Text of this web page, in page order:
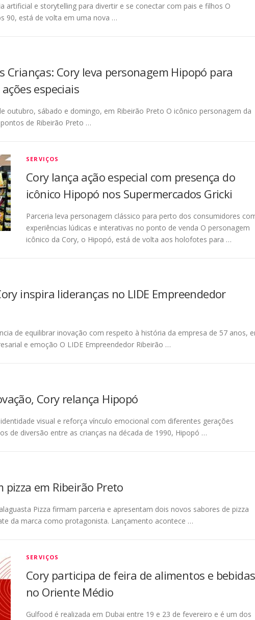
artificial e storytelling para divertir e se conectar com pais e filhos O
90, está de volta em uma nova …
Crianças: Cory leva personagem Hipopó para
especiais
outubro, sábado e domingo, em Ribeirão Preto O icônico personagem da
de Ribeirão Preto …
SERVIÇOS
Cory lança ação especial com presença do
icônico Hipopó nos Supermercados Gricki
Parceria leva personagem clássico para perto dos consumidores
experiências lúdicas e interativas no ponto de venda O personagem
icônico da Cory, o Hipopó, está de volta aos holofotes para …
inspira lideranças no LIDE Empreendedor
de equilibrar inovação com respeito à história da empresa de 57 anos,
e emoção O LIDE Empreendedor Ribeirão …
Cory relança Hipopó
visual e reforça vínculo emocional com diferentes gerações
de diversão entre as crianças na década de 1990, Hipopó …
pizza em Ribeirão Preto
Pizza firmam parceria e apresentam dois novos sabores de pizza
da marca como protagonista. Lançamento acontece …
SERVIÇOS
Cory participa de feira de alimentos e bebidas
no Oriente Médio
Gulfood é realizada em Dubai entre 19 e 23 de fevereiro e é um dos